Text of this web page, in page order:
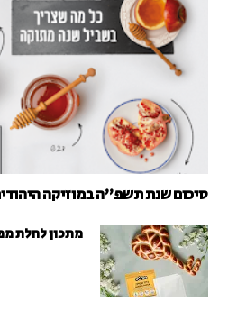
סיכום שנת תשפ"ה במוזיקה
מתכון לחלת